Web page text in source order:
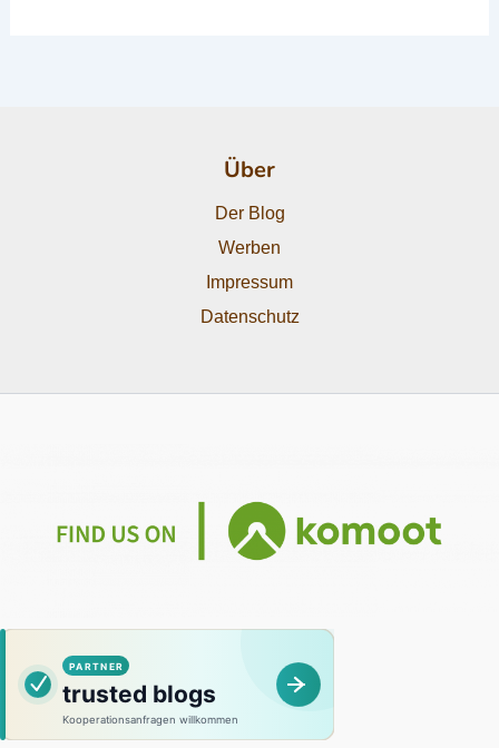
Über
Der Blog
Werben
Impressum
Datenschutz